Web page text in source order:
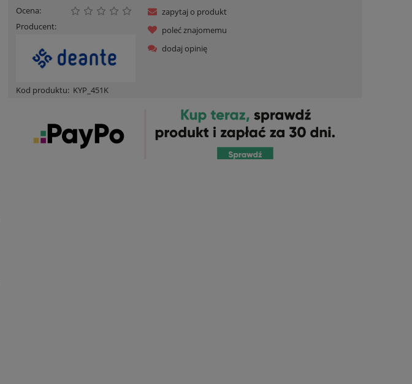
Ocena:
Producent:
Kod produktu: KYP_451K
zapytaj o produkt
poleć znajomemu
dodaj opinię